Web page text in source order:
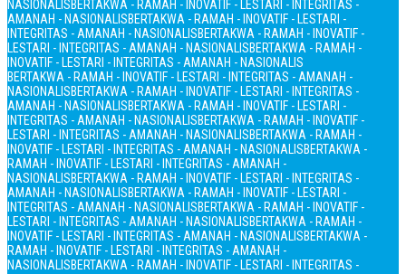
NASIONALISBERTAKWA - RAMAH - INOVATIF - LESTARI - INTEGRITAS -
AMANAH - NASIONALISBERTAKWA - RAMAH - INOVATIF - LESTARI -
INTEGRITAS - AMANAH - NASIONALISBERTAKWA - RAMAH - INOVATIF -
LESTARI - INTEGRITAS - AMANAH - NASIONALISBERTAKWA - RAMAH -
INOVATIF - LESTARI - INTEGRITAS - AMANAH - NASIONALIS
BERTAKWA - RAMAH - INOVATIF - LESTARI - INTEGRITAS - AMANAH -
NASIONALISBERTAKWA - RAMAH - INOVATIF - LESTARI - INTEGRITAS -
AMANAH - NASIONALISBERTAKWA - RAMAH - INOVATIF - LESTARI -
INTEGRITAS - AMANAH - NASIONALISBERTAKWA - RAMAH - INOVATIF -
LESTARI - INTEGRITAS - AMANAH - NASIONALISBERTAKWA - RAMAH -
INOVATIF - LESTARI - INTEGRITAS - AMANAH - NASIONALISBERTAKWA -
RAMAH - INOVATIF - LESTARI - INTEGRITAS - AMANAH -
NASIONALISBERTAKWA - RAMAH - INOVATIF - LESTARI - INTEGRITAS -
AMANAH - NASIONALISBERTAKWA - RAMAH - INOVATIF - LESTARI -
INTEGRITAS - AMANAH - NASIONALISBERTAKWA - RAMAH - INOVATIF -
LESTARI - INTEGRITAS - AMANAH - NASIONALISBERTAKWA - RAMAH -
INOVATIF - LESTARI - INTEGRITAS - AMANAH - NASIONALISBERTAKWA -
RAMAH - INOVATIF - LESTARI - INTEGRITAS - AMANAH -
NASIONALISBERTAKWA - RAMAH - INOVATIF - LESTARI - INTEGRITAS -